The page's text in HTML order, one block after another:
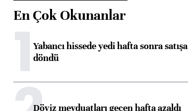
En Çok Okunanlar
1Yabancı hissede yedi hafta sonra satışa
döndü
Döviz mevduatları geçen hafta azaldı